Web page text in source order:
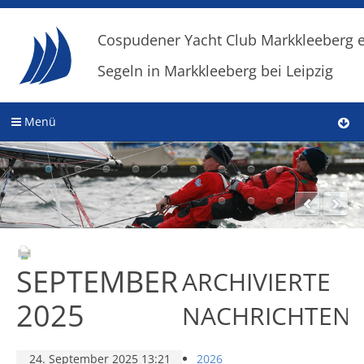
Cospudener Yacht Club Markkleeberg
Segeln in Markkleeberg bei Leipzig
Menü
SEPTEMBER
2025
24. September 2025 13:21
ARCHIVIERTE
NACHRICHTEN
2026